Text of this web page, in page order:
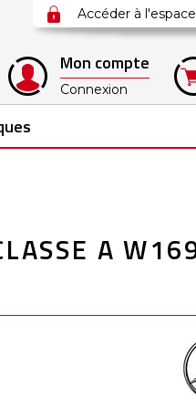
Accéder à
Mon compte
Connexion
A